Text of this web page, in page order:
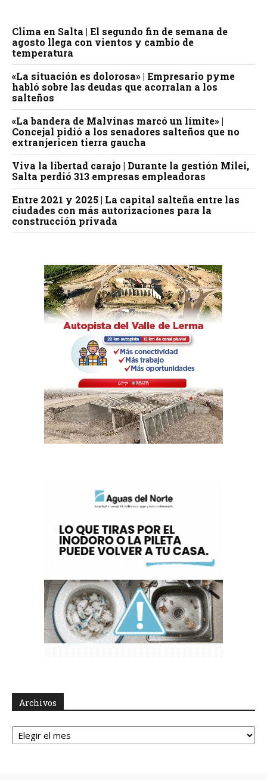
Clima en Salta | El segundo fin de semana de
agosto llega con vientos y cambio de
temperatura
«La situación es dolorosa» | Empresario pyme
habló sobre las deudas que acorralan a los
salteños
«La bandera de Malvinas marcó un límite» |
Concejal pidió a los senadores salteños que no
extranjericen tierra gaucha
Viva la libertad carajo | Durante la gestión Milei,
Salta perdió 313 empresas empleadoras
Entre 2021 y 2025 | La capital salteña entre las
ciudades con más autorizaciones para la
construcción privada
Archivos
Archivos